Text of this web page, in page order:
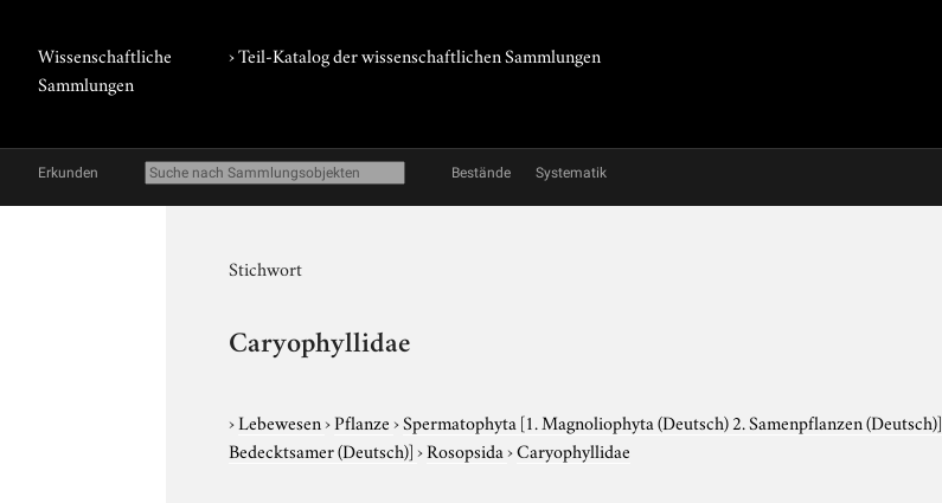
Wissenschaftliche
Sammlungen
› Teil-Katalog der wissenschaftlichen Sammlungen
Erkunden Bestände Systematik
Stichwort
Caryophyllidae
›Lebewesen›Pflanze›Spermatophyta [1. Magnoliophyta (Deutsch) 2. Samenpflanzen (Deutsch)]
Bedecktsamer (Deutsch)]›Rosopsida›Caryophyllidae